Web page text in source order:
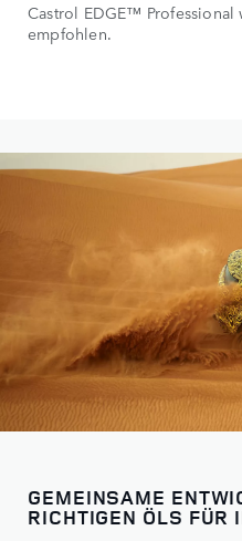
Castrol EDGE™
empfohlen.
GEMEINSAME
RICHTIGEN ÖLS FÜR